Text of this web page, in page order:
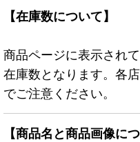
【在庫数について】
商品ページに表示され
在庫数となります。各
でご注意ください。
【商品名と商品画像につ